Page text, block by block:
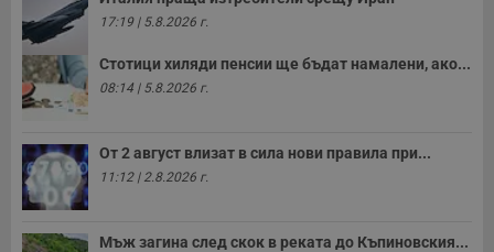
17:19 | 5.8.2026 г.
Стотици хиляди пенсии ще бъдат намалени, ако...
08:14 | 5.8.2026 г.
От 2 август влизат в сила нови правила при...
11:12 | 2.8.2026 г.
Мъж загина след скок в реката до Къпиновския...